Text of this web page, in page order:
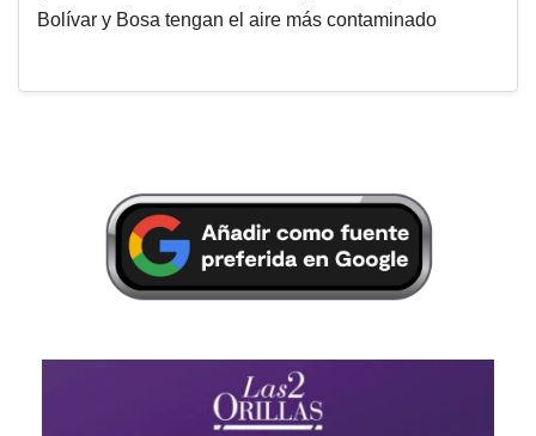
Bolívar y Bosa tengan el aire más contaminado